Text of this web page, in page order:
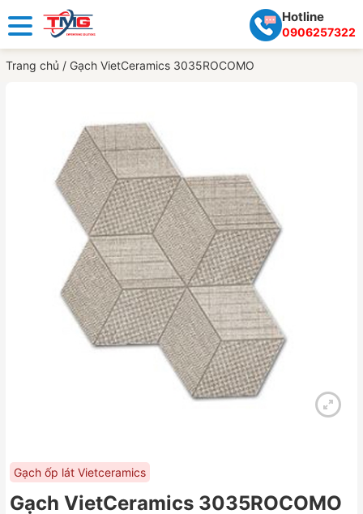
Hotline
0906257322
Trang chủ / Gạch VietCeramics 3035ROCOMO
Gạch ốp lát Vietceramics
Gạch VietCeramics 3035ROCOMO